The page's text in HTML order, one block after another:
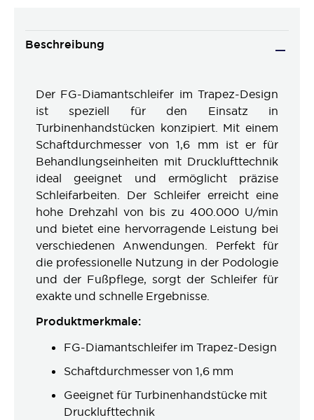
Beschreibung
Der FG-Diamantschleifer im Trapez-Design
ist speziell für den Einsatz in
Turbinenhandstücken konzipiert. Mit einem
Schaftdurchmesser von 1,6 mm ist er für
Behandlungseinheiten mit Drucklufttechnik
ideal geeignet und ermöglicht präzise
Schleifarbeiten. Der Schleifer erreicht eine
hohe Drehzahl von bis zu 400.000 U/min
und bietet eine hervorragende Leistung bei
verschiedenen Anwendungen. Perfekt für
die professionelle Nutzung in der Podologie
und der Fußpflege, sorgt der Schleifer für
exakte und schnelle Ergebnisse.
Produktmerkmale:
FG-Diamantschleifer im Trapez-Design
Schaftdurchmesser von 1,6 mm
Geeignet für Turbinenhandstücke mit
Drucklufttechnik